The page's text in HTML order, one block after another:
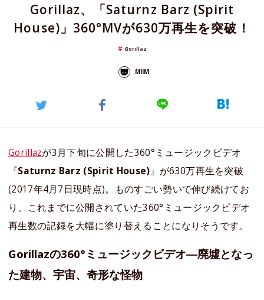
Gorillaz、「Saturnz Barz (Spirit
House)」360°MVが630万再生を突破！
Gorillaz
MIIM
Gorillazが3月下旬に公開した360°ミュージックビデオ
『Saturnz Barz (Spirit House)』が630万再生を突破
(2017年4月7日現時点)。ものすごい勢いで伸び続けてお
り、これまでに公開されていた360°ミュージックビデオ
再生数の記録を大幅に塗り替えることになりそうです。
Gorillazの360°ミュージックビデオ―廃墟となっ
た建物、宇宙、奇形な怪物